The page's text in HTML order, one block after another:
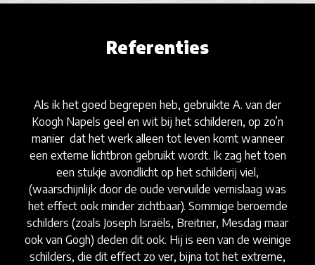
Referenties
Als ik het goed begrepen heb, gebruikte A. van der
Koogh Napels geel en wit bij het schilderen, op zo’n
manier dat het werk alleen tot leven komt wanneer
een externe lichtbron gebruikt wordt. Ik zag het toen
een stukje avondlicht op het schilderij viel,
(waarschijnlijk door de oude vervuilde vernislaag was
het effect ook minder zichtbaar). Sommige beroemde
schilders (zoals Joseph Israëls, Breitner, Mesdag maar
ook van Gogh) deden dit ook. Hij is een van de weinige
schilders, die dit effect zo ver, bijna tot het extreme,